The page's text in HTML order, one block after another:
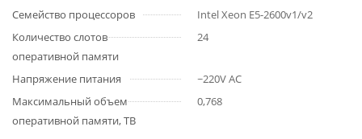
Семейство процессоров
Intel Xeon E5-2600v1/v2
Количество слотов
оперативной памяти
24
Напряжение питания
~220V AC
Максимальный объем
оперативной памяти, TB
0,768